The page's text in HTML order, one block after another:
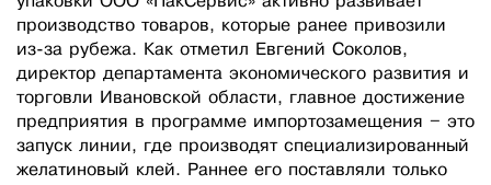
производство товаров, которые ранее привозили
из-за рубежа. Как отметил Евгений Соколов,
директор департамента экономического развития и
торговли Ивановской области, главное достижение
предприятия в программе импортозамещения – это
запуск линии, где производят специализированный
желатиновый клей. Раннее его поставляли только